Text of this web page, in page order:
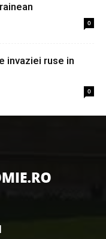
0
invaziei ruse in
0